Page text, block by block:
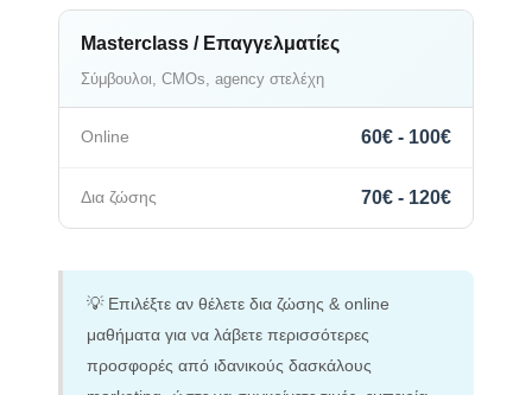
Masterclass / Επαγγελματίες
Σύμβουλοι, CMOs, agency στελέχη
60€ - 100€
70€ - 120€
💡 Επιλέξτε αν θέλετε δια ζώσης & online
μαθήματα για να λάβετε περισσότερες
προσφορές από ιδανικούς δασκάλους